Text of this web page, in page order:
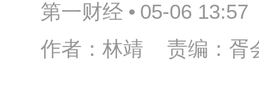
第一财经 • 05-06 13:57
作者：林靖 责编：胥